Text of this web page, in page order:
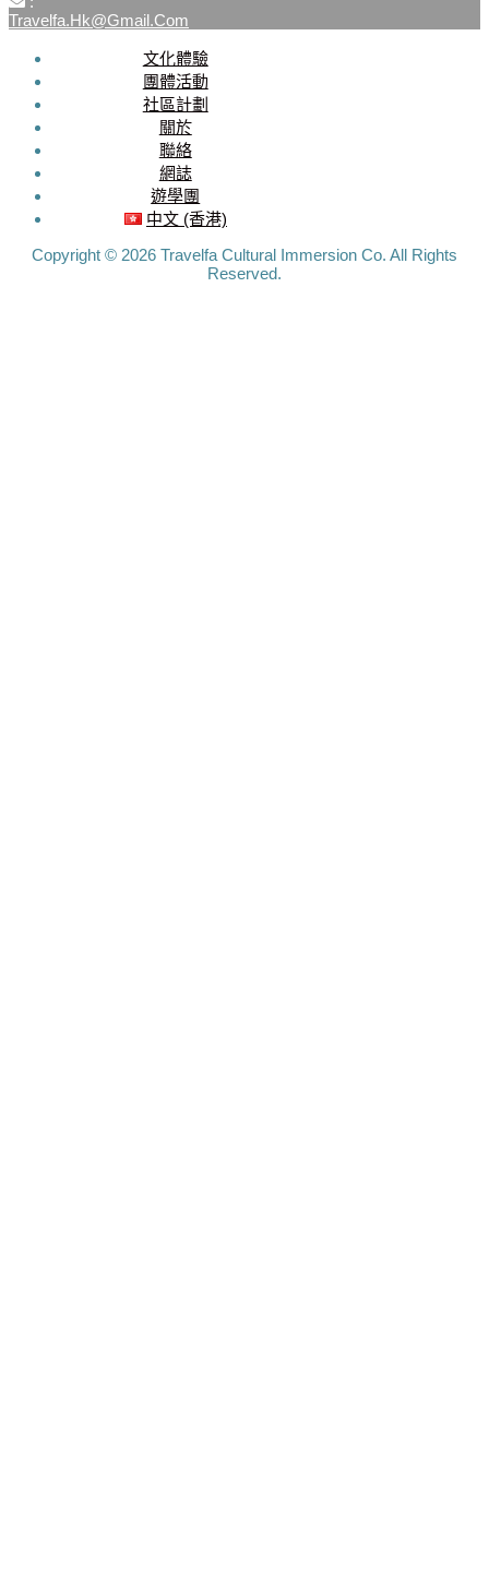
Travelfa.hk@gmail.com
文化體驗
團體活動
社區計劃
關於
聯絡
網誌
遊學團
中文 (香港)
Copyright © 2026 Travelfa Cultural Immersion Co. All Rights
Reserved.